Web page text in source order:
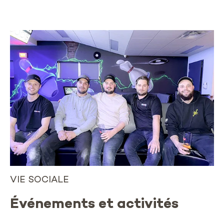
VIE SOCIALE
Événements et activités